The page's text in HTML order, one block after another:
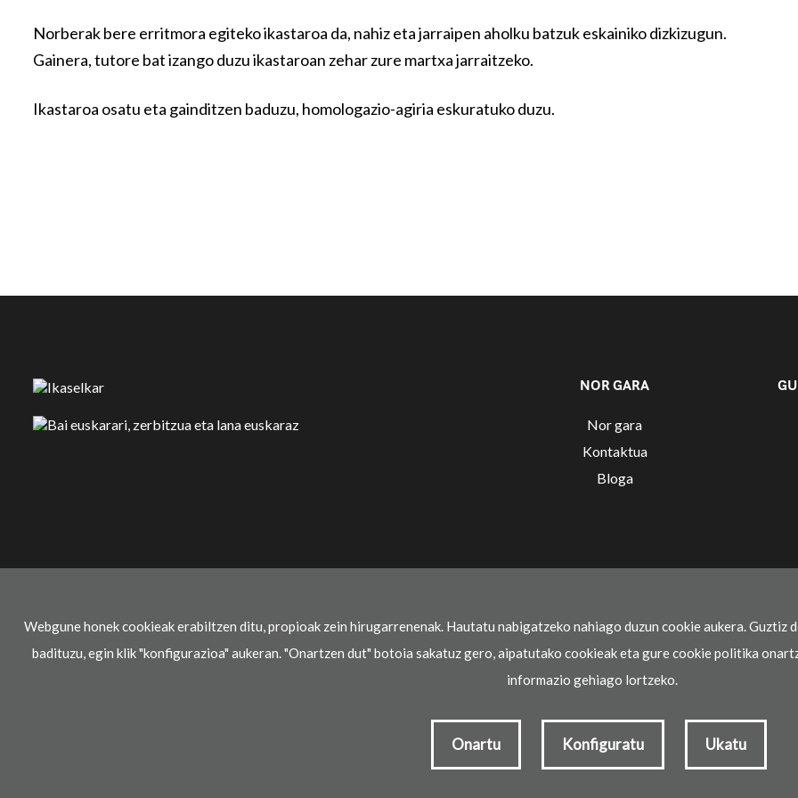
Norberak bere erritmora egiteko ikastaroa da, nahiz eta jarraipen aholku batzuk eskainiko dizkizugun.
Gainera, tutore bat izango duzu ikastaroan zehar zure martxa jarraitzeko.
Ikastaroa osatu eta gainditzen baduzu, homologazio-agiria eskuratuko duzu.
NOR GARA
Nor gara
Kontaktua
Bloga
Lege oharra Pribatasun-politika Cookie politika
Webgune honek cookieak erabiltzen ditu, propioak zein hirugarrenenak. Hautatu nabigatzeko nahiago duzun cookie aukera. Guztiz
badituzu, egin klik "konfigurazioa" aukeran. "Onartzen dut" botoia sakatuz gero, aipatutako cookieak eta gure cookie politika
informazio gehiago lortzeko.
Onartu Konfiguratu Ukatu